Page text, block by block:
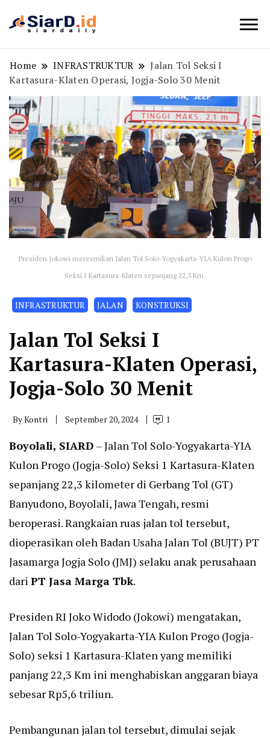
Home INFRASTRUKTUR
Jalan Tol Seksi I
Kartasura-Klaten Operasi, Jogja-Solo 30 Menit
Presiden Jokowi meresmikan Jalan Tol Solo-Yogyakarta-YIA Kulon Progo
Seksi I Kartasura-Klaten sepanjang 22,3 Km.
INFRASTRUKTUR JALAN KONSTRUKSI
Jalan Tol Seksi I
Kartasura-Klaten Operasi,
Jogja-Solo 30 Menit
ByKontri September 20, 2024 1
Boyolali, SIARD – Jalan Tol Solo-Yogyakarta-YIA
Kulon Progo (Jogja-Solo) Seksi 1 Kartasura-Klaten
sepanjang 22,3 kilometer di Gerbang Tol (GT)
Banyudono, Boyolali, Jawa Tengah, resmi
beroperasi. Rangkaian ruas jalan tol tersebut,
dioperasikan oleh Badan Usaha Jalan Tol (BUJT) PT
Jasamarga Jogja Solo (JMJ) selaku anak perusahaan
dari PT Jasa Marga Tbk.
Presiden RI Joko Widodo (Jokowi) mengatakan,
Jalan Tol Solo-Yogyakarta-YIA Kulon Progo (Jogja-
Solo) seksi 1 Kartasura-Klaten yang memiliki
panjang 22,3 Km ini menghabiskan anggaran biaya
sebesar Rp5,6 triliun.
Pembangunan jalan tol tersebut, dimulai sejak